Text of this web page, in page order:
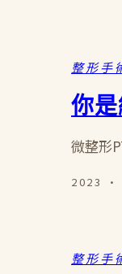
整形手
你
微整形
2023 ·
整形手